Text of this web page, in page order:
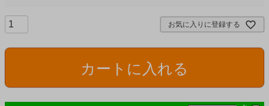
お気に入りに登録する
カートに入れる